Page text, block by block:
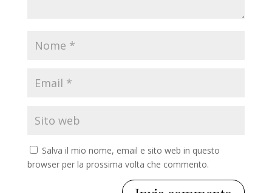
Salva il mio nome, email e sito web in questo
browser per la prossima volta che commento.